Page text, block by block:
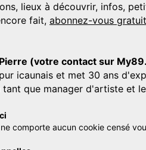
lieux à découvrir, infos,
fait, abonnez-vous
(votre contact sur
icaunais et met 30 ans
tant que manager d'artiste et
comporte aucun cookie censé